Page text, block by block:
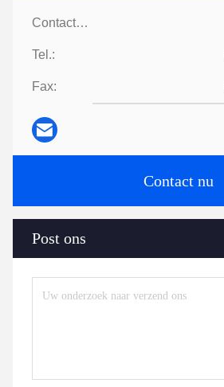
Contacten:
Tel.:
Fax:
Contact nu
Post ons